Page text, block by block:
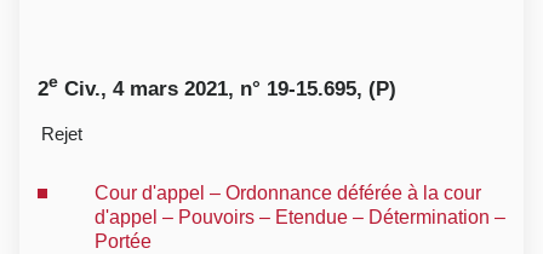
2e Civ., 4 mars 2021, n° 19-15.695, (P)
Rejet
Cour d'appel – Ordonnance déférée à la cour
d'appel – Pouvoirs – Etendue – Détermination –
Portée